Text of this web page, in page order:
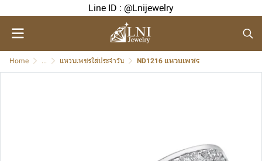
Line ID : @Lnijewelry
Home ... แหวนเพชรใส่ประจำวัน ND1216 แหวนเพชร